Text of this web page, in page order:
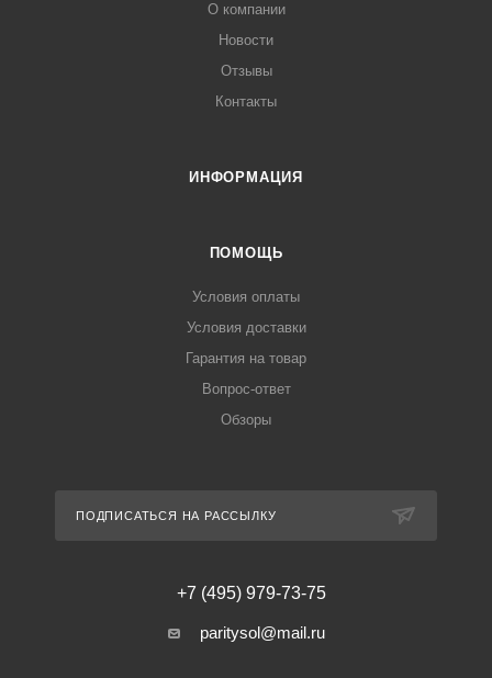
О компании
Новости
Отзывы
Контакты
ИНФОРМАЦИЯ
ПОМОЩЬ
Условия оплаты
Условия доставки
Гарантия на товар
Вопрос-ответ
Обзоры
ПОДПИСАТЬСЯ НА РАССЫЛКУ
+7 (495) 979-73-75
paritysol@mail.ru